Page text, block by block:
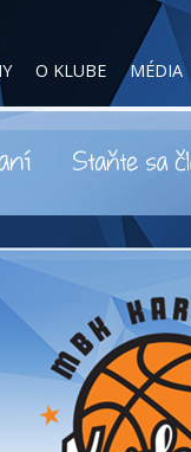
O KLUBE MÉDIA